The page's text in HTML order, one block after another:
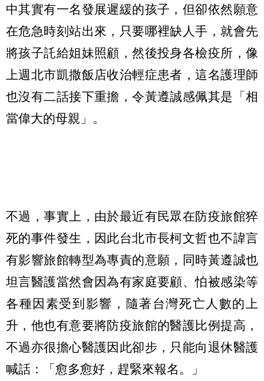
中其實有一名發展遲緩的孩子，但卻依然願意
在危急時刻站出來，只要哪裡缺人手，就會先
將孩子託給姐妹照顧，然後投身各檢疫所，像
上週北市凱撒飯店收治輕症患者，這名護理師
也沒有二話接下重擔，令黃遵誠感佩其是「相
當偉大的母親」。
不過，事實上，由於最近有民眾在防疫旅館猝
死的事件發生，因此台北市長柯文哲也不諱言
有影響旅館轉型為專責的意願，同時黃遵誠也
坦言醫護當然會因為有家庭要顧、怕被感染等
各種因素受到影響，隨著台灣死亡人數的上
升，他也有意要將防疫旅館的醫護比例提高，
不過亦很擔心醫護因此卻步，只能向退休醫護
喊話：「愈多愈好，趕緊來報名。」